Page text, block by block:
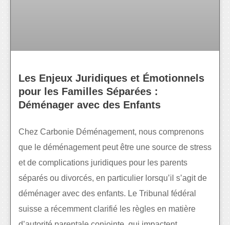
Les Enjeux Juridiques et Émotionnels
pour les Familles Séparées :
Déménager avec des Enfants
Chez Carbonie Déménagement, nous comprenons
que le déménagement peut être une source de stress
et de complications juridiques pour les parents
séparés ou divorcés, en particulier lorsqu’il s’agit de
déménager avec des enfants. Le Tribunal fédéral
suisse a récemment clarifié les règles en matière